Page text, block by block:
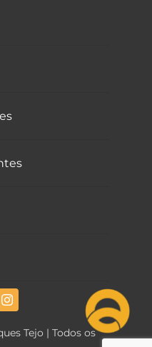
Tejo | Todos os